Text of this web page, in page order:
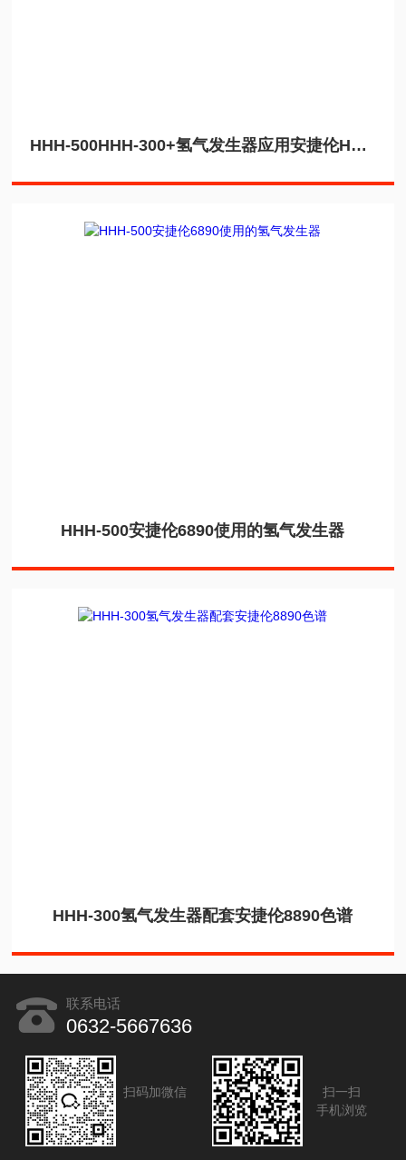
HHH-500HHH-300+氢气发生器应用安捷伦HP-4890
HHH-500安捷伦6890使用的氢气发生器
HHH-300氢气发生器配套安捷伦8890色谱
联系电话
0632-5667636
扫码加微信
扫一扫
手机浏览